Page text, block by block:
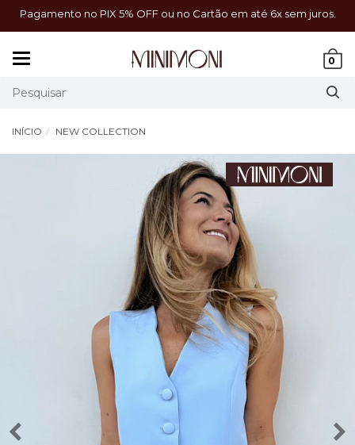
Pagamento no PIX 5% OFF ou no Cartão em até 6x sem juros.
0
INÍCIO NEW COLLECTION